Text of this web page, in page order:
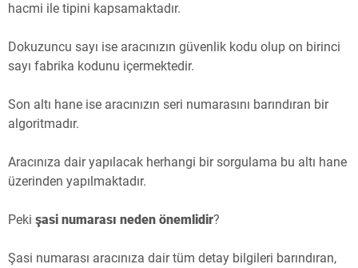
hacmi ile tipini kapsamaktadır.
Dokuzuncu sayı ise aracınızın güvenlik kodu olup on birinci
sayı fabrika kodunu içermektedir.
Son altı hane ise aracınızın seri numarasını barındıran bir
algoritmadır.
Aracınıza dair yapılacak herhangi bir sorgulama bu altı hane
üzerinden yapılmaktadır.
Peki şasi numarası neden önemlidir?
Şasi numarası aracınıza dair tüm detay bilgileri barındıran,